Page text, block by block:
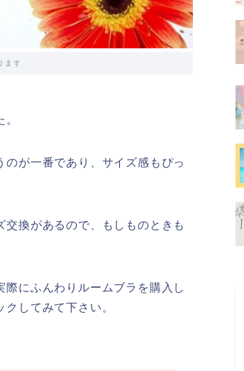
ます
が一番であり、サイズ感もぴっ
換があるので、もしものときも
にふんわりルームブラを購入し
してみて下さい。